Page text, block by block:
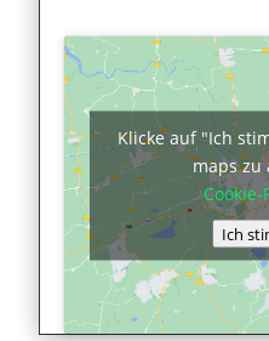
Klicke auf "Ich
maps zu
Ich